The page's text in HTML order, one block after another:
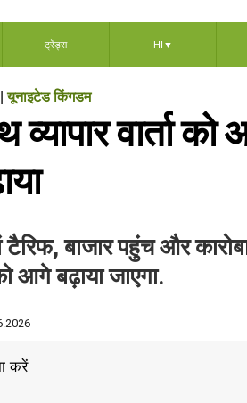
ट्रेंड्स HI ▼
यूनाइटेड किंगडम
वार्ता को
बाजार पहुंच और
आगे बढ़ाया जाएगा.
करें